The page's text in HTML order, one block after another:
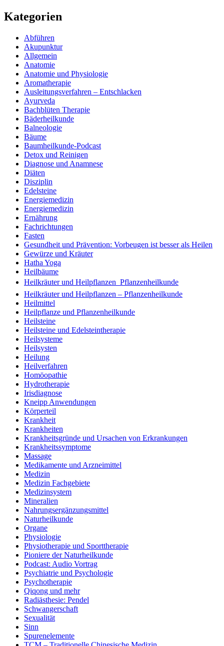
Kategorien
Abführen
Akupunktur
Allgemein
Anatomie
Anatomie und Physiologie
Aromatherapie
Ausleitungsverfahren – Entschlacken
Ayurveda
Bachblüten Therapie
Bäderheilkunde
Balneologie
Bäume
Baumheilkunde-Podcast
Detox und Reinigen
Diagnose und Anamnese
Diäten
Disziplin
Edelsteine
Energiemedizin
Energiemedizin
Ernährung
Fachrichtungen
Fasten
Gesundheit und Prävention: Vorbeugen ist besser als Heilen
Gewürze und Kräuter
Hatha Yoga
Heilbäume
Heilkräuter und Heilpflanzen  Pflanzenheilkunde
Heilkräuter und Heilpflanzen – Pflanzenheilkunde
Heilmittel
Heilpflanze und Pflanzenheilkunde
Heilsteine
Heilsteine und Edelsteintherapie
Heilsysteme
Heilsysten
Heilung
Heilverfahren
Homöopathie
Hydrotherapie
Irisdiagnose
Kneipp Anwendungen
Körperteil
Krankheit
Krankheiten
Krankheitsgründe und Ursachen von Erkrankungen
Krankheitssymptome
Massage
Medikamente und Arzneimittel
Medizin
Medizin Fachgebiete
Medizinsystem
Mineralien
Nahrungsergänzungsmittel
Naturheilkunde
Organe
Physiologie
Physiotherapie und Sporttherapie
Pioniere der Naturheilkunde
Podcast: Audio Vortrag
Psychiatrie und Psychologie
Psychotherapie
Qiqong und mehr
Radiästhesie: Pendel
Schwangerschaft
Sexualität
Sinn
Spurenelemente